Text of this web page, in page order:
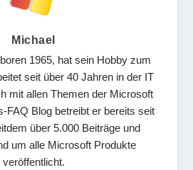
Michael
1965, hat sein Hobby zum
seit über 40 Jahren in der IT
mit allen Themen der Microsoft
FAQ Blog betreibt er bereits seit
über 5.000 Beiträge und
um alle Microsoft Produkte
veröffentlicht.